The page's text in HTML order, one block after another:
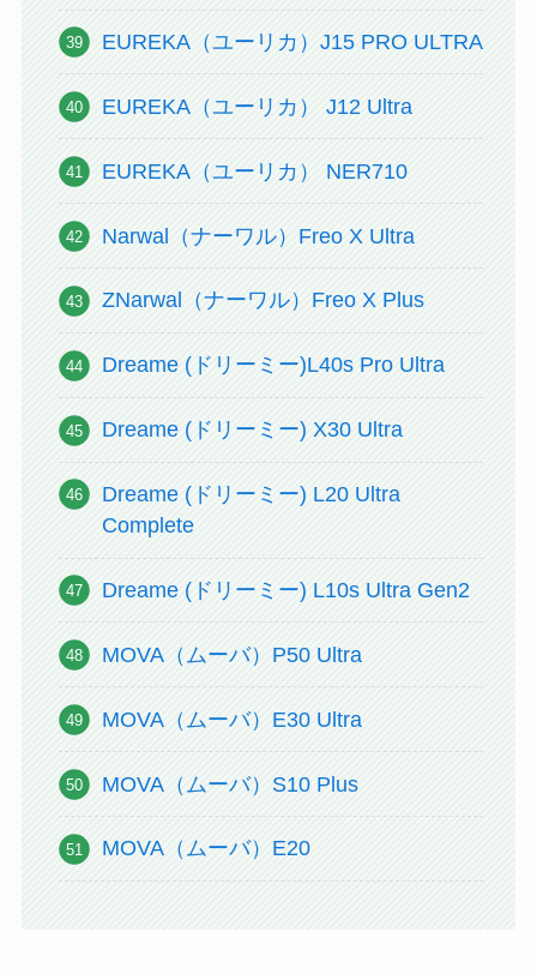
EUREKA（ユーリカ）J15 PRO ULTRA
EUREKA（ユーリカ） J12 Ultra
EUREKA（ユーリカ） NER710
Narwal（ナーワル）Freo X Ultra
ZNarwal（ナーワル）Freo X Plus
Dreame (ドリーミー)L40s Pro Ultra
Dreame (ドリーミー) X30 Ultra
Dreame (ドリーミー) L20 Ultra
Complete
Dreame (ドリーミー) L10s Ultra Gen2
MOVA（ムーバ）P50 Ultra
MOVA（ムーバ）E30 Ultra
MOVA（ムーバ）S10 Plus
MOVA（ムーバ）E20